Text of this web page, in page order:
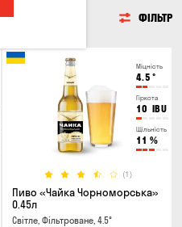
ФІЛЬТР
Міцність
4.5 °
Гіркота
10 IBU
Щільність
11 %
(1)
Пиво «Чайка Чорноморська»
0.45л
Світле, Фільтроване, 4.5°